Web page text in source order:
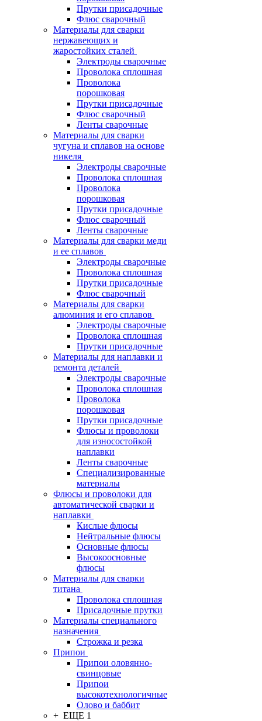
Прутки присадочные
Флюс сварочный
Материалы для сварки
нержавеющих и
жаростойких сталей
Электроды сварочные
Проволока сплошная
Проволока
порошковая
Прутки присадочные
Флюс сварочный
Ленты сварочные
Материалы для сварки
чугуна и сплавов на основе
никеля
Электроды сварочные
Проволока сплошная
Проволока
порошковая
Прутки присадочные
Флюс сварочный
Ленты сварочные
Материалы для сварки меди
и ее сплавов
Электроды сварочные
Проволока сплошная
Прутки присадочные
Флюс сварочный
Материалы для сварки
алюминия и его сплавов
Электроды сварочные
Проволока сплошная
Прутки присадочные
Материалы для наплавки и
ремонта деталей
Электроды сварочные
Проволока сплошная
Проволока
порошковая
Прутки присадочные
Флюсы и проволоки
для износостойкой
наплавки
Ленты сварочные
Специализированные
материалы
Флюсы и проволоки для
автоматической сварки и
наплавки
Кислые флюсы
Нейтральные флюсы
Основные флюсы
Высокоосновные
флюсы
Материалы для сварки
титана
Проволока сплошная
Присадочные прутки
Материалы специального
назначения
Строжка и резка
Припои
Припои оловянно-
свинцовые
Припои
высокотехнологичные
Олово и баббит
+ ЕЩЕ 1